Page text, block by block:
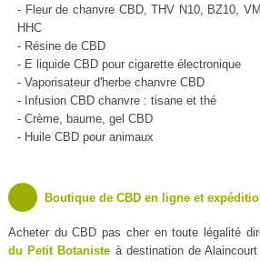
- Fleur de chanvre CBD, THV N10, BZ10,
HHC
- Résine de CBD
- E liquide CBD pour cigarette électronique
- Vaporisateur d'herbe chanvre CBD
- Infusion CBD chanvre : tisane et thé
- Crème, baume, gel CBD
- Huile CBD pour animaux
Boutique de CBD en ligne et
Acheter du CBD pas cher en toute légalité
du Petit Botaniste à destination de